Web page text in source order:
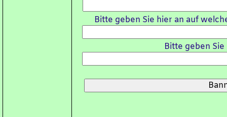
Bitte geben Sie hier an auf
Bitte geben